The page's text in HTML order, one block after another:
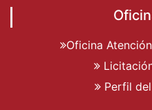
Oficina
Perfil